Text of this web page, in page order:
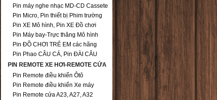
Pin máy nghe nhạc MD-CD Cassete
Pin Micro, Pin thiết bị Phim trường
Pin XE Mô hình, Pin XE Đồ chơi
Pin Máy bay-Trực thăng Mô hình
Pin ĐỒ CHƠI TRẺ EM các hãng
Pin Phao CÂU CÁ, Pin ĐÀI CÂU
PIN REMOTE XE HƠI-REMOTE CỬA
Pin Remote điều khiển Ôtô
Pin Remote điều khiển Xe máy
Pin Remote cửa A23, A27, A32